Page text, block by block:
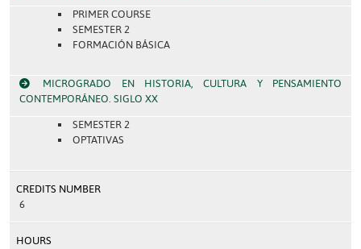
PRIMER COURSE
SEMESTER 2
FORMACIÓN BÁSICA
MICROGRADO EN HISTORIA, CULTURA Y PENSAMIENTO
CONTEMPORÁNEO. SIGLO XX
SEMESTER 2
OPTATIVAS
CREDITS NUMBER
6
HOURS